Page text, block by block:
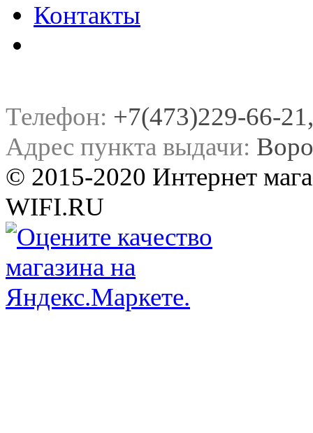
Контакты
Телефон: +7(473)229-66-
Адрес пункта выдачи:
© 2015-2020 Интернет
WIFI.RU